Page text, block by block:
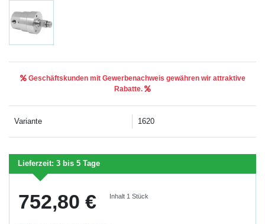
Geschäftskunden mit Gewerbenachweis gewähren wir attraktive
Rabatte.
Variante 1620
Lieferzeit: 3 bis 5 Tage
752,80 € Inhalt 1Stück